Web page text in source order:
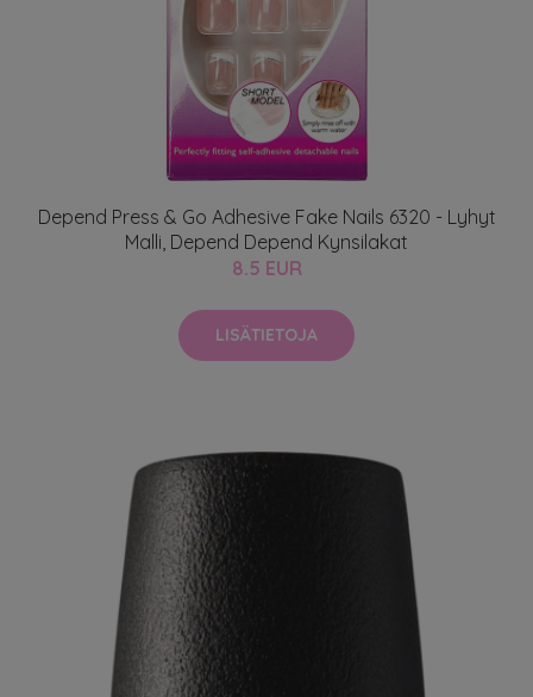
Depend Press & Go Adhesive Fake Nails 6320 - Lyhyt
Malli, Depend Depend Kynsilakat
8.5 EUR
LISÄTIETOJA